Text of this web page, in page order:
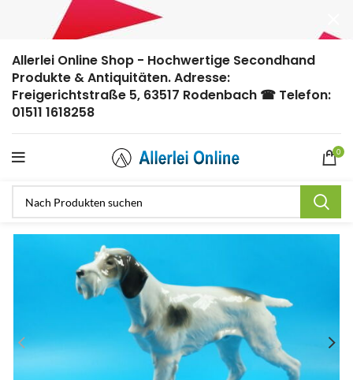
Allerlei Online Shop - Hochwertige Secondhand
Produkte & Antiquitäten. Adresse:
Freigerichtstraße 5, 63517 Rodenbach ☎ Telefon:
01511 1618258
0